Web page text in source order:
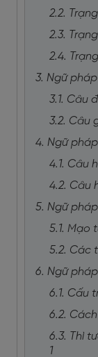
2.2.
2.3.
2.4.
3. Ngữ
3.1. Câu
3.2. Câu
4. Ngữ
4.1. Câu
4.2. Câu
5. Ngữ
5.1. Mạo
5.2. Các
6. Ngữ
6.1. Cấu
6.2.
6.3. Thì
1